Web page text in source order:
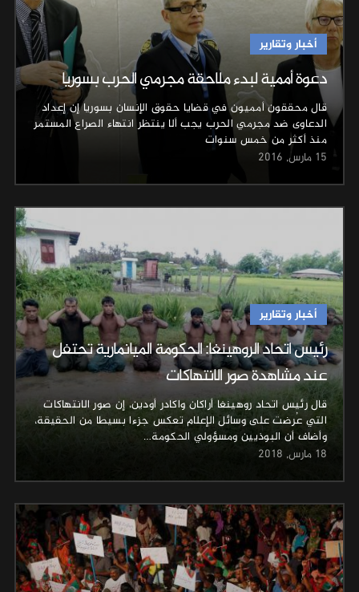
أخبار وتقارير
دعوة أممية لبدء ملاحقة مجرمي الحرب بسوريا
قال محققون أمميون في قضايا حقوق الإنسان بسوريا إن إعداد
الدعاوى ضد مجرمي الحرب يجب ألا ينتظر انتهاء الصراع المستمر
منذ أكثر من خمس سنوات
15 مارس, 2016
أخبار وتقارير
رئيس اتحاد الروهينغا: الحكومة الميانمارية تحتفل
عند مشاهدة صور الانتهاكات
قال رئيس اتحاد روهينغا أراكان واكادر أودين، إن صور الانتهاكات
التي عُرضت على وسائل الإعلام تعكس جزءا بسيطا من الحقيقة،
وأضاف أن البوذيين ومسؤولي الحكومة…
18 مارس, 2018